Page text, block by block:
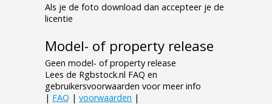
Als je de foto download dan accepteer je de
licentie
Model- of property release
Geen model- of property release
Lees de Rgbstock.nl FAQ en
gebruikersvoorwaarden voor meer info
| FAQ | voorwaarden |